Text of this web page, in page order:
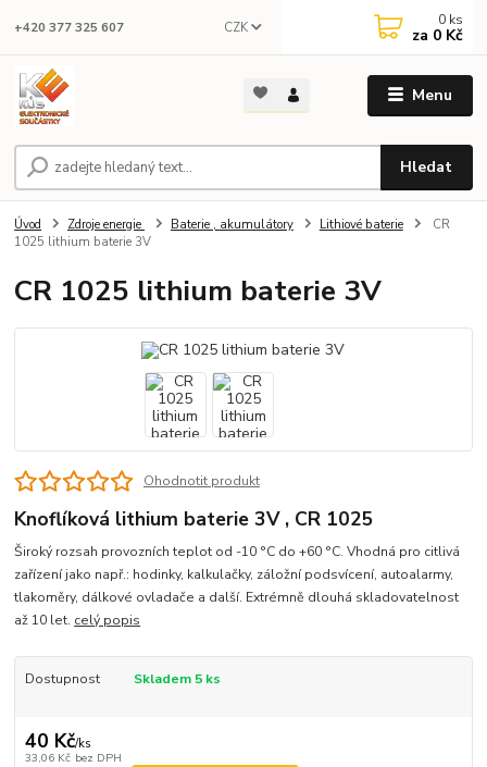
Menu
CZK
Hledat
+420 377 325 607 0 ks
za 0 Kč
Úvod Zdroje energie Baterie , akumulátory Lithiové baterie
CR
1025 lithium baterie 3V
CR 1025 lithium baterie 3V
Ohodnotit produkt
Knoflíková lithium baterie 3V , CR 1025
Široký rozsah provozních teplot od -10 °C do +60 °C. Vhodná pro citlivá
zařízení jako např.: hodinky, kalkulačky, záložní podsvícení, autoalarmy,
tlakoměry, dálkové ovladače a další. Extrémně dlouhá skladovatelnost
až 10 let. celý popis
Dostupnost Skladem 5 ks
40 Kč/ks
33,06 Kč bez DPH